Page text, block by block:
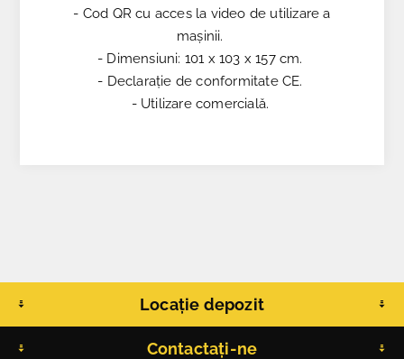
- Cod QR cu acces la video de utilizare a
mașinii.
- Dimensiuni: 101 x 103 x 157 cm.
- Declarație de conformitate CE.
- Utilizare comercială.
Locație depozit
Contactați-ne